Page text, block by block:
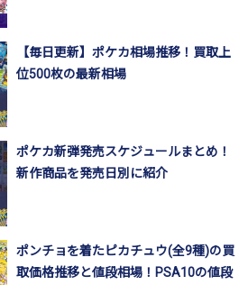
【毎日更新】ポケカ相場推移！買取上
位500枚の最新相場
ポケカ新弾発売スケジュールまとめ！
新作商品を発売日別に紹介
ポンチョを着たピカチュウ(全9種)の買
取価格推移と値段相場！PSA10の値段